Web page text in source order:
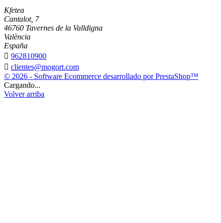
Kfetea
Cantalot, 7
46760 Tavernes de la Valldigna
València
España
 962810900
 clientes@mogort.com
© 2026 - Software Ecommerce desarrollado por PrestaShop™
Cargando...
Volver arriba